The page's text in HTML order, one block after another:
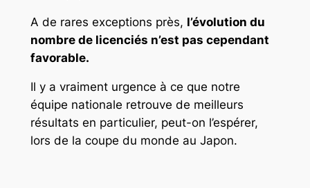
A de rares exceptions près, l’évolution du
nombre de licenciés n’est pas cependant
favorable.
Il y a vraiment urgence à ce que notre
équipe nationale retrouve de meilleurs
résultats en particulier, peut-on l’espérer,
lors de la coupe du monde au Japon.